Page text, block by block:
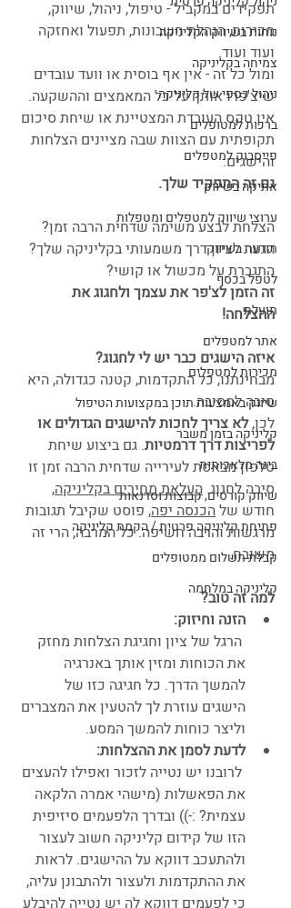
נוחות בשיווק הקליניקה
צמיחה בקליניקה
ניהול כספי של קליניקה
ברכות למטופלים
פייסבוק למטפלים
אתיקה בשיווק
ערוצי שיווק למטפלים ומטפלות
תודעה בשיווק
לטפל בכסף
תועלת
אתר למטפלים
מכירות למטפלים
שיווק באמצעות תוכן במקצועות הטיפול
קליניקה בזמן משבר
בינה מלאכותית
שיווק קורסים, קבוצות וסדנאות
פתיחת קליניקה פרטית / הקמת קליניקה
קבלת תשלום ממטופלים
קליניקה במלחמה
תפקידים במקביל - טיפול, ניהול, שיווק,
מכירות, הנהלת חשבונות, תפעול ואחזקה
ועוד ועוד.
ומול כל זה - אין אף בוסית או וועד עובדים
שיצ'פרו אותך על כל המאמצים וההשקעה.
אין טקס העובדת המצטיינת או שיחת סיכום
תקופתית עם הצוות שבה מציינים הצלחות
והישגים.
גם זה התפקיד שלך.
הצלחת לבצע משימה שדחית הרבה זמן?
הגעת לציון דרך משמעותי בקליניקה שלך?
התגברת על מכשול או קושי?
זה הזמן לצ'פר את עצמך ולחגוג את
ההצלחה!
איזה הישגים כבר יש לי לחגוג?
מבחינתנו, כל התקדמות, קטנה כגדולה, היא
סיבה למסיבה.
לכן, לא צריך לחכות להישגים הגדולים או
לפריצות דרך דרמטיות. גם ביצוע שיחת
טלפון מבאסת לעירייה שדחית הרבה זמן זו
סיבה לחגוג. העלאת מחירים בקליניקה,
חודש של הכנסה יפה, פוסט שקיבל תגובות
מרגשות והרבה חשיפה. כל המרבה, הרי זה
משובח.
למה זה טוב?
הזנה וחיזוק:
הרגל של ציון וחגיגת הצלחות מחזק
את הכוחות ומזין אותך באנרגיה
להמשך הדרך. כל חגיגה כזו של
הישגים עוזרת לך להטעין את המצברים
וליצר כוחות להמשך המסע.
לדעת לסמן את ההצלחות:
לרובנו יש נטייה לזכור ואפילו להעצים
את הפאשלות (מישהי אמרה הלקאה
עצמית? :-)) ובדרך הלפעמים סיזיפית
הזו של קידום קליניקה חשוב לעצור
ולהתעכב דווקא על ההישגים. לראות
את ההתקדמות ולעצור ולהתבונן עליה,
כי לפעמים דווקא לה יש נטייה להיבלע